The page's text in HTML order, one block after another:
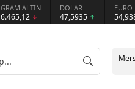
GRAM ALTIN
6.465,12
DOLAR
47,5935
EURO